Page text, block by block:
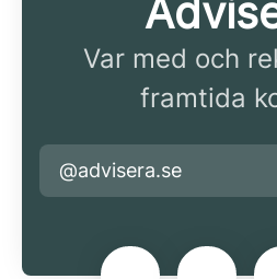
Var med och
framtida
@advisera.se